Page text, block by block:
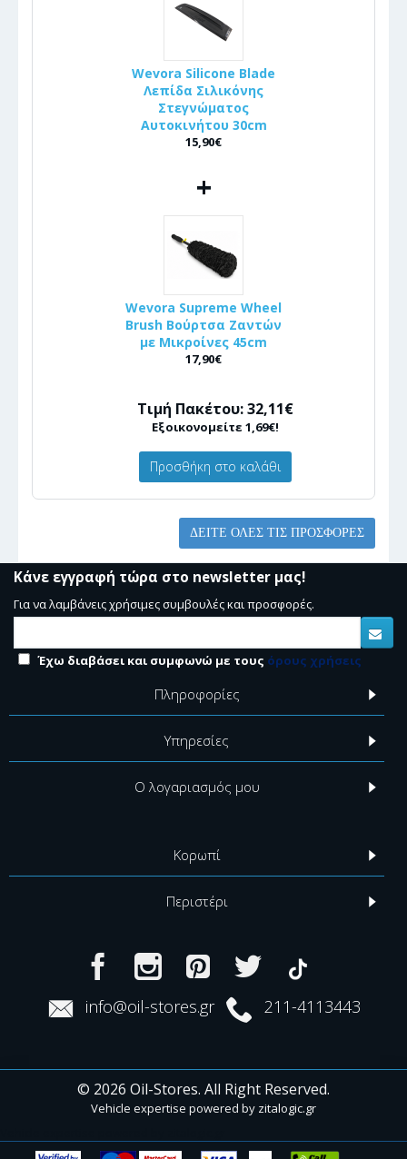
Wevora Silicone Blade
Λεπίδα Σιλικόνης
Στεγνώματος
Αυτοκινήτου 30cm
15,90€
+
Wevora Supreme Wheel
Brush Βούρτσα Ζαντών
με Μικροίνες 45cm
17,90€
Τιμή Πακέτου: 32,11€
Εξοικονομείτε 1,69€!
Προσθήκη στο καλάθι
ΔΕΊΤΕ ΌΛΕΣ ΤΙΣ ΠΡΟΣΦΟΡΈΣ
Κάνε εγγραφή τώρα στο newsletter μας!
Για να λαμβάνεις χρήσιμες συμβουλές και προσφορές.
Έχω διαβάσει και συμφωνώ με τους όρους χρήσεις
Πληροφορίες
Υπηρεσίες
Ο λογαριασμός μου
Κορωπί
Περιστέρι
info@oil-stores.gr 211-4113443
© 2026 Oil-Stores. All Right Reserved.
Vehicle expertise powered by zitalogic.gr